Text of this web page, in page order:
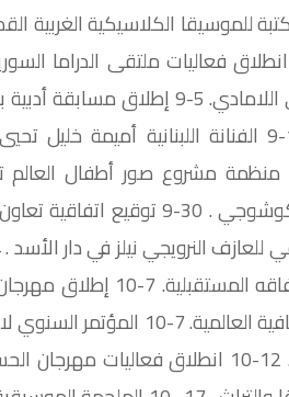
الكلاسيكية الغربية
الحملة الوطنية لجمع وتوثيق التراث الثقافي
الأدبي الأول للشعر والقصة القصيرة. 18-9 الفنانة
مع منظمة مشروع صور أطفال
بإشراف المصور الصحفي الياباني
ندوة حول واقع الفن التشكيلي
الأسد تقيم ملتقى البزق الأول في سورية. 12-10